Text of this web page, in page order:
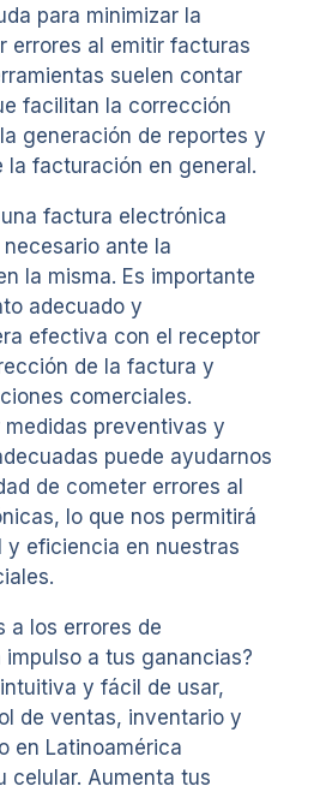
para minimizar la
errores al emitir facturas
suelen contar
facilitan la corrección
generación de reportes y
la facturación en general.
factura electrónica
ante la
la misma. Es importante
adecuado y
efectiva con el receptor
de la factura y
comerciales.
preventivas y
puede ayudarnos
de cometer errores al
lo que nos permitirá
eficiencia en nuestras
a los errores de
a tus ganancias?
y fácil de usar,
de ventas, inventario y
en Latinoamérica
celular. Aumenta tus